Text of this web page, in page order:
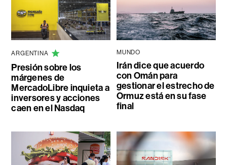
ARGENTINA
Presión sobre los
márgenes de
MercadoLibre inquieta a
inversores y acciones
caen en el Nasdaq
MUNDO
Irán dice que acuerdo
con Omán para
gestionar el estrecho de
Ormuz está en su fase
final